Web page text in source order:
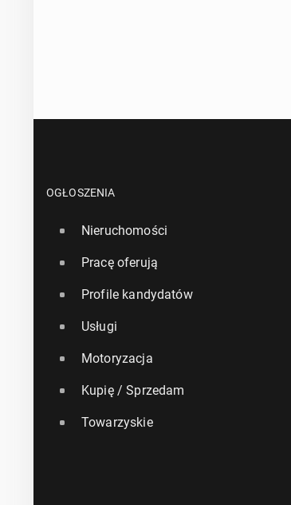
OGŁOSZENIA
Nieruchomości
Pracę oferują
Profile kandydatów
Usługi
Motoryzacja
Kupię / Sprzedam
Towarzyskie